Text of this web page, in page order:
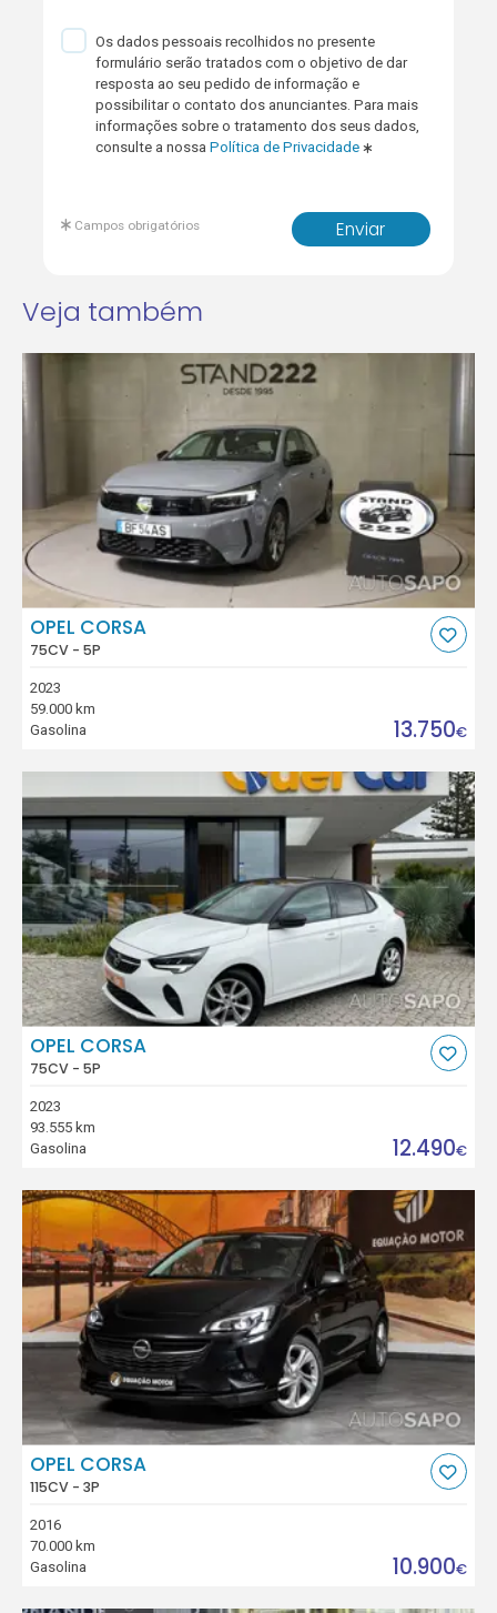
Os dados pessoais recolhidos no presente
formulário serão tratados com o objetivo de dar
resposta ao seu pedido de informação e
possibilitar o contato dos anunciantes. Para mais
informações sobre o tratamento dos seus dados,
consulte a nossaPolítica de Privacidade
Enviar
Campos obrigatórios
Veja também
OPEL CORSA
75CV - 5P
2023
59.000 km
Gasolina
13.750€
OPEL CORSA
75CV - 5P
2023
93.555 km
Gasolina
12.490€
OPEL CORSA
115CV - 3P
2016
70.000 km
Gasolina
10.900€